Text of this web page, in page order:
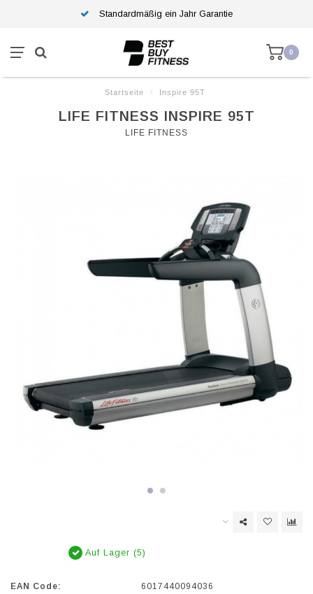
Standardmäßig ein Jahr Garantie
0
Startseite / Inspire 95T
LIFE FITNESS INSPIRE 95T
LIFE FITNESS
Auf Lager (5)
EAN Code: 6017440094036